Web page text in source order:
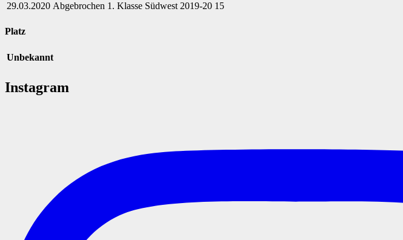
29.03.2020 Abgebrochen 1. Klasse Südwest 2019-20 15
Platz
Unbekannt
Instagram